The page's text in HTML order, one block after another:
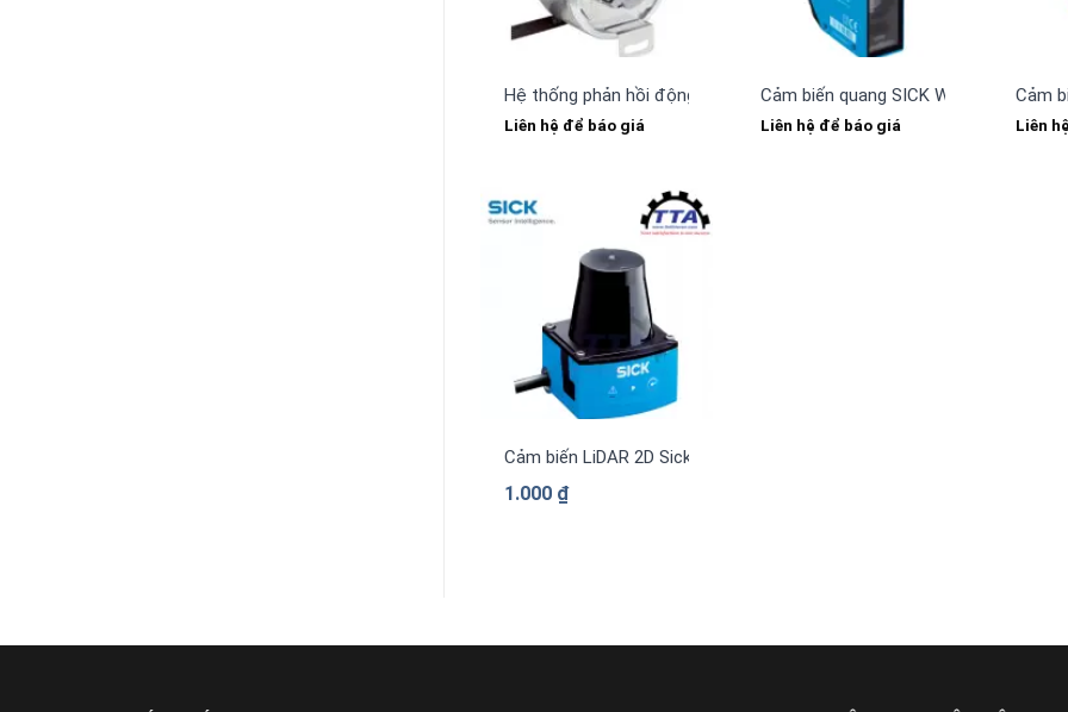
Hệ thống phản hồi động cơ SICK SFS60S-HLKT0K02
Liên hệ để báo giá
Cảm biến quang SICK WT24-2B440
Liên hệ để báo giá
Cảm
Liên
Cảm biến LiDAR 2D Sick TIM320-1031000
1.000 ₫